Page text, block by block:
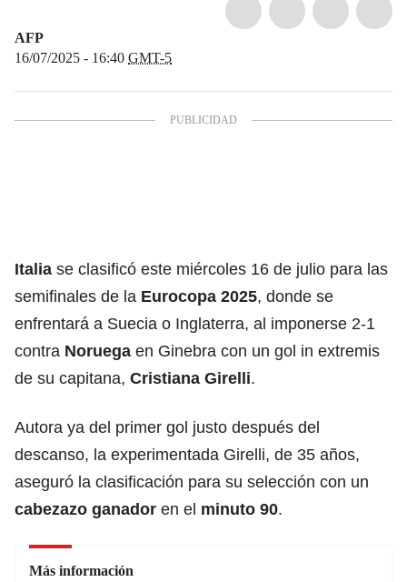
AFP
16/07/2025 - 16:40 GMT-5
Italia se clasificó este miércoles 16 de julio para las
semifinales de la Eurocopa 2025, donde se
enfrentará a Suecia o Inglaterra, al imponerse 2-1
contra Noruega en Ginebra con un gol in extremis
de su capitana, Cristiana Girelli.
Autora ya del primer gol justo después del
descanso, la experimentada Girelli, de 35 años,
aseguró la clasificación para su selección con un
cabezazo ganador en el minuto 90.
Más información